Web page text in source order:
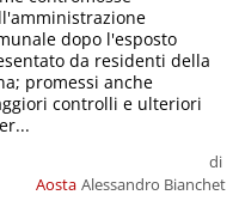
Aosta
di
Alessandro Bianchet
dopo l'esposto
da residenti della
promessi anche
controlli e ulteriori